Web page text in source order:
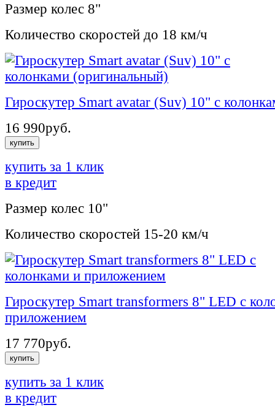
Размер колес 8"
Количество скоростей до 18 км/ч
Гироскутер Smart avatar (Suv) 10" c
16 990руб.
купить
купить за 1 клик
в кредит
Размер колес 10"
Количество скоростей 15-20 км/ч
Гироскутер Smart transformers 8" LED c
приложением
17 770руб.
купить
купить за 1 клик
в кредит